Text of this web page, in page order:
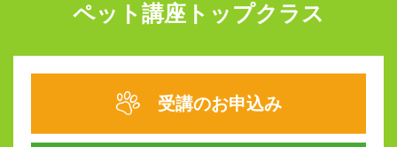
ペット講座トップクラス
受講のお申込み